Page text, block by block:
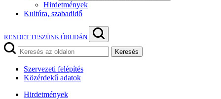
Hirdetmények
Kultúra, szabadidő
RENDET TESZÜNK ÓBUDÁN
Keresés
Szervezeti felépítés
Közérdekű adatok
Hirdetmények